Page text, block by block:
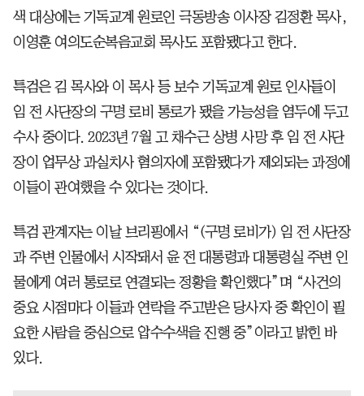
색 대상에는 기독교계 원로인 극동방송 이사장 김정환 목사,
이영훈 여의도순복음교회 목사도 포함됐다고 한다.
특검은 김 목사와 이 목사 등 보수 기독교계 원로 인사들이
임 전 사단장의 구명 로비 통로가 됐을 가능성을 염두에 두고
수사 중이다. 2023년 7월 고 채수근 상병 사망 후 임 전 사단
장이 업무상 과실치사 혐의자에 포함됐다가 제외되는 과정에
이들이 관여했을 수 있다는 것이다.
특검 관계자는 이날 브리핑에서 “(구명 로비가) 임 전 사단장
과 주변 인물에서 시작돼서 윤 전 대통령과 대통령실 주변 인
물에게 여러 통로로 연결되는 정황을 확인했다”며 “사건의
중요 시점마다 이들과 연락을 주고받은 당사자 중 확인이 필
요한 사람을 중심으로 압수수색을 진행 중”이라고 밝힌 바
있다.